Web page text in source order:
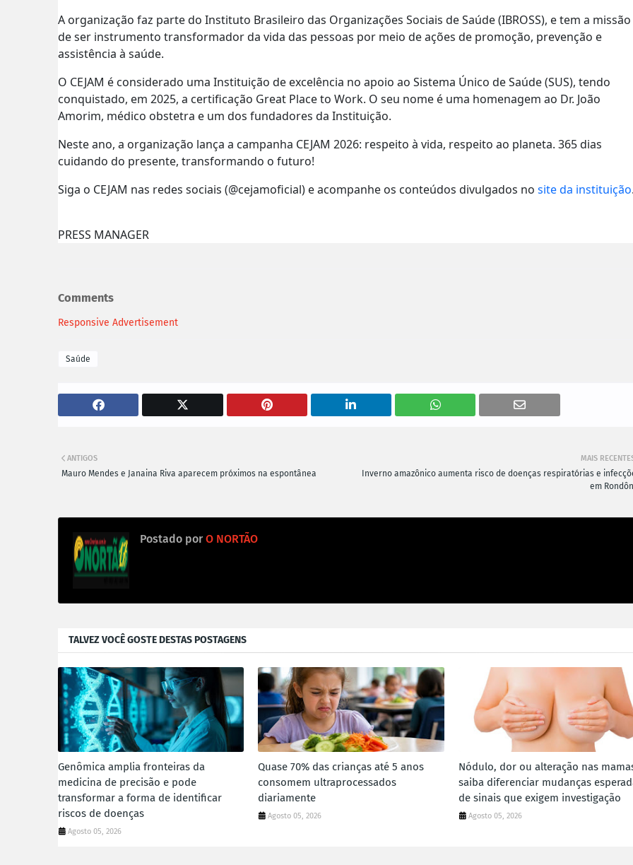
A organização faz parte do Instituto Brasileiro das Organizações Sociais de Saúde (IBROSS), e tem a missão
de ser instrumento transformador da vida das pessoas por meio de ações de promoção, prevenção e
assistência à saúde.
O CEJAM é considerado uma Instituição de excelência no apoio ao Sistema Único de Saúde (SUS), tendo
conquistado, em 2025, a certificação Great Place to Work. O seu nome é uma homenagem ao Dr. João
Amorim, médico obstetra e um dos fundadores da Instituição.
Neste ano, a organização lança a campanha CEJAM 2026: respeito à vida, respeito ao planeta. 365 dias
cuidando do presente, transformando o futuro!
Siga o CEJAM nas redes sociais (@cejamoficial) e acompanhe os conteúdos divulgados no site da instituição
PRESS MANAGER
Comments
Responsive Advertisement
Saúde
MAIS
Inverno amazônico aumenta risco de doenças respiratórias e
em
ANTIGOS
Mauro Mendes e Janaina Riva aparecem próximos na espontânea
Postado por O NORTÃO
TALVEZ VOCÊ GOSTE DESTAS POSTAGENS
Genômica amplia fronteiras da
medicina de precisão e pode
transformar a forma de identificar
riscos de doenças
Agosto 05, 2026
Quase 70% das crianças até 5 anos
consomem ultraprocessados
diariamente
Agosto 05, 2026
Nódulo, dor ou alteração nas
saiba diferenciar mudanças
de sinais que exigem investigação
Agosto 05, 2026